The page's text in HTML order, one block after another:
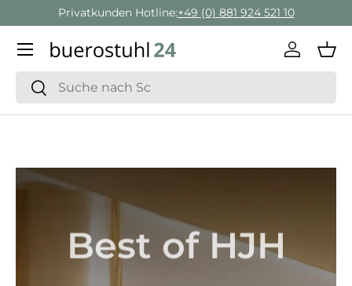
Direkt zum Inhalt
Privatkunden Hotline:+49 (0) 881 924 521 10
Suchen
Suchen
Menü
Best of HJH